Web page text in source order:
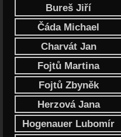
Bureš Jiří
Čáda Michael
Charvát Jan
Fojtů Martina
Fojtů Zbyněk
Herzová Jana
Hogenauer Lubomír